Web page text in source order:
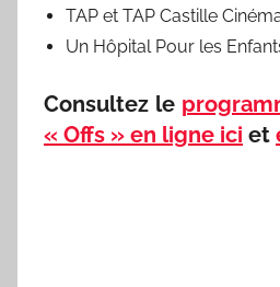
TAP et TAP Castille
Un Hôpital Pour les
Consultez le
« Offs » en ligne ici et